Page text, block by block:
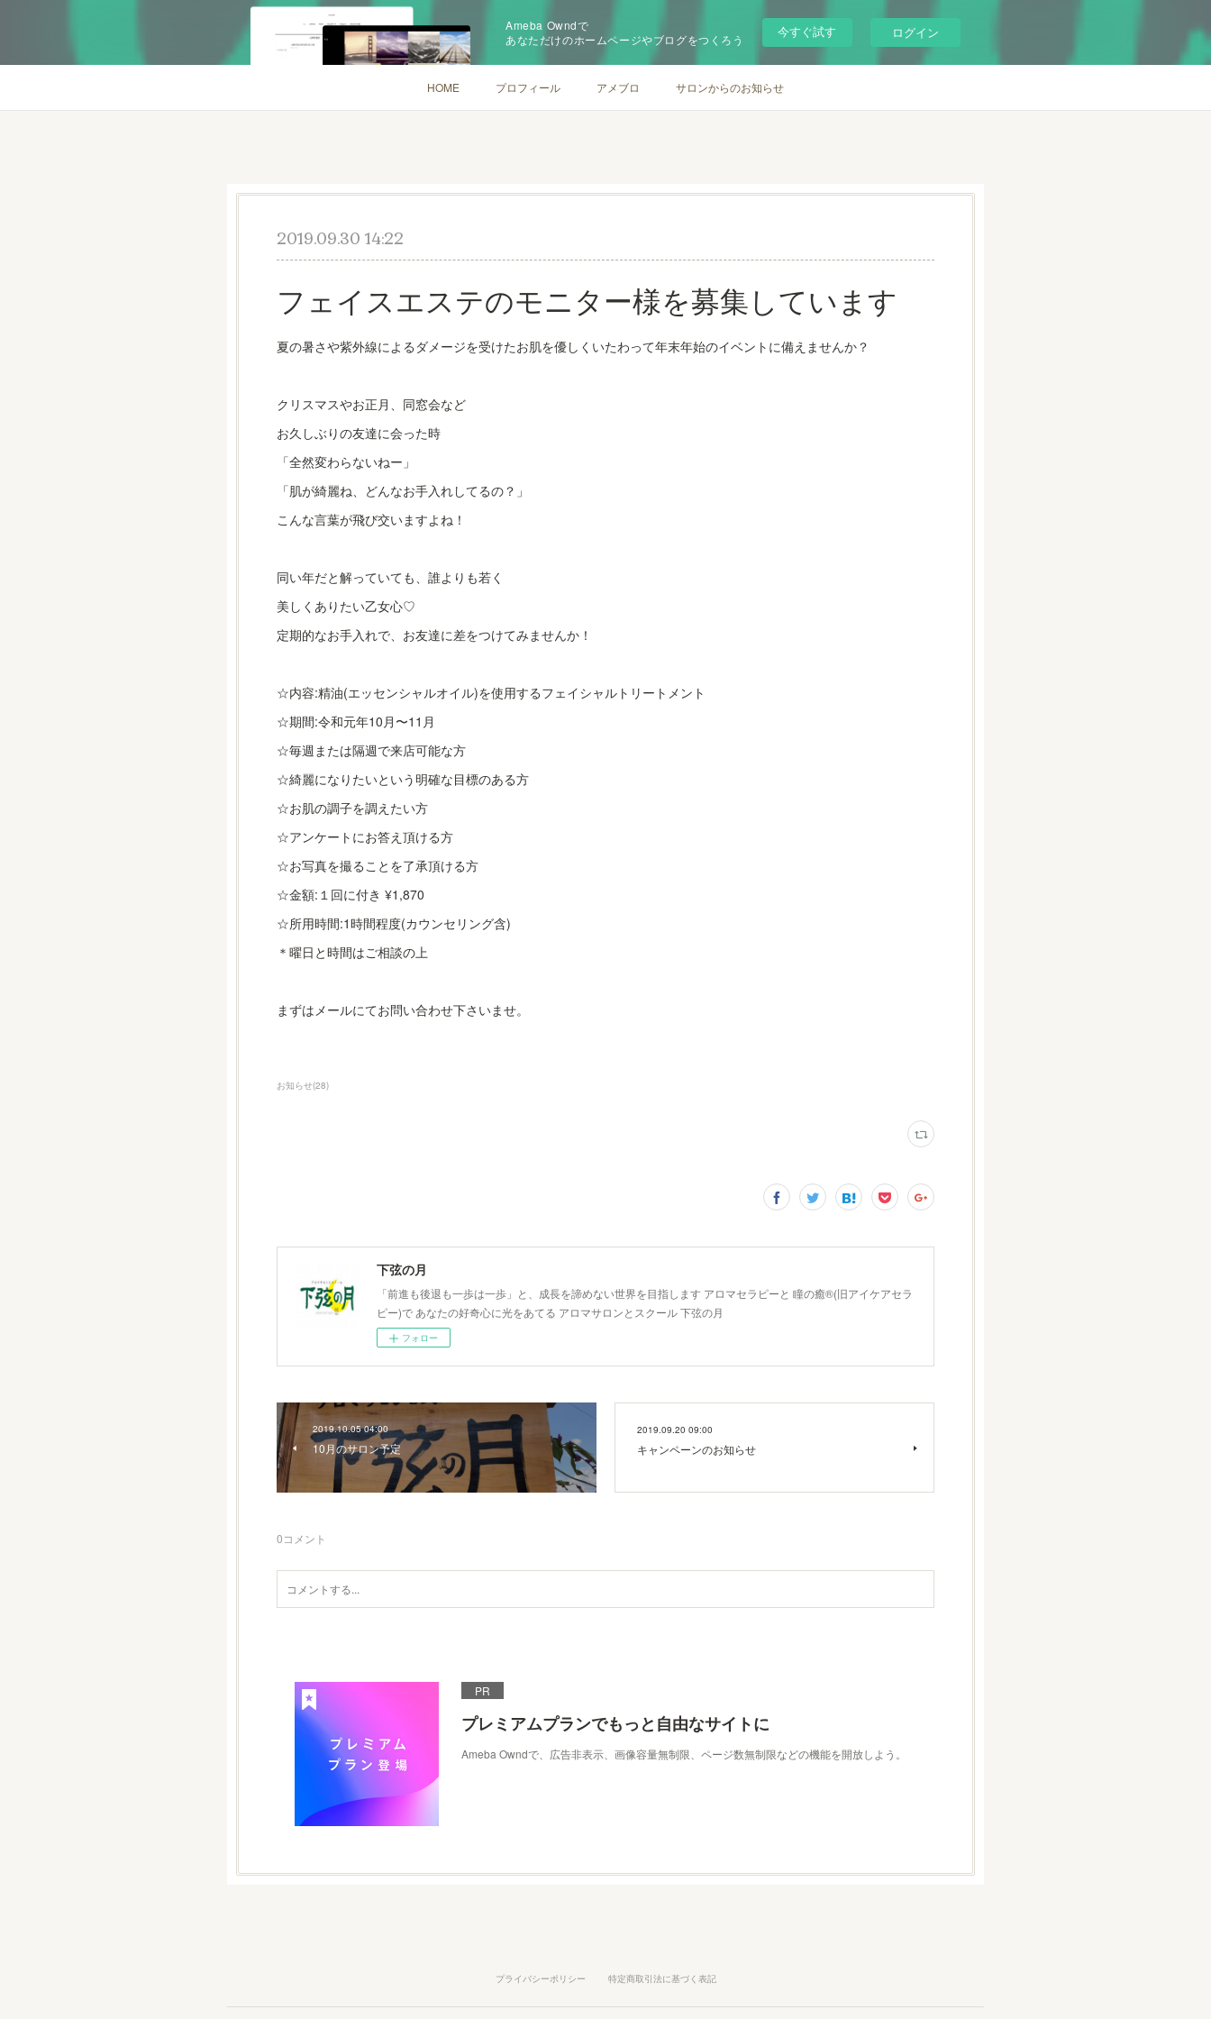
Ameba Owndで
あなただけのホームページやブログをつくろう
今すぐ試す ログイン
HOME プロフィール アメブロ サロンからのお知らせ
2019.09.30 14:22
フェイスエステのモニター様を募集しています
夏の暑さや紫外線によるダメージを受けたお肌を優しくいたわって年末年始のイベントに備えませんか？
クリスマスやお正月、同窓会など
お久しぶりの友達に会った時
「全然変わらないねー」
「肌が綺麗ね、どんなお手入れしてるの？」
こんな言葉が飛び交いますよね！
同い年だと解っていても、誰よりも若く
美しくありたい乙女心♡
定期的なお手入れで、お友達に差をつけてみませんか！
☆内容:精油(エッセンシャルオイル)を使用するフェイシャルトリートメント
☆期間:令和元年10月〜11月
☆毎週または隔週で来店可能な方
☆綺麗になりたいという明確な目標のある方
☆お肌の調子を調えたい方
☆アンケートにお答え頂ける方
☆お写真を撮ることを了承頂ける方
☆金額:１回に付き ¥1,870
☆所用時間:1時間程度(カウンセリング含)
＊曜日と時間はご相談の上
まずはメールにてお問い合わせ下さいませ。
お知らせ(28)
下弦の月
「前進も後退も一歩は一歩」と、成長を諦めない世界を目指します アロマセラピーと 瞳の癒®(旧アイケアセラ
ピー)で あなたの好奇心に光をあてる アロマサロンとスクール 下弦の月
フォロー
2019.10.05 04:00
10月のサロン予定
2019.09.20 09:00
キャンペーンのお知らせ
0コメント
PR
プレミアムプランでもっと自由なサイトに
Ameba Owndで、広告非表示、画像容量無制限、ページ数無制限などの機能を開放しよう。
プライバシーポリシー 特定商取引法に基づく表記